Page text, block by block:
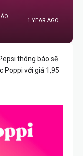
1 YEAR AGO
thông báo sẽ
Poppi với giá 1,95